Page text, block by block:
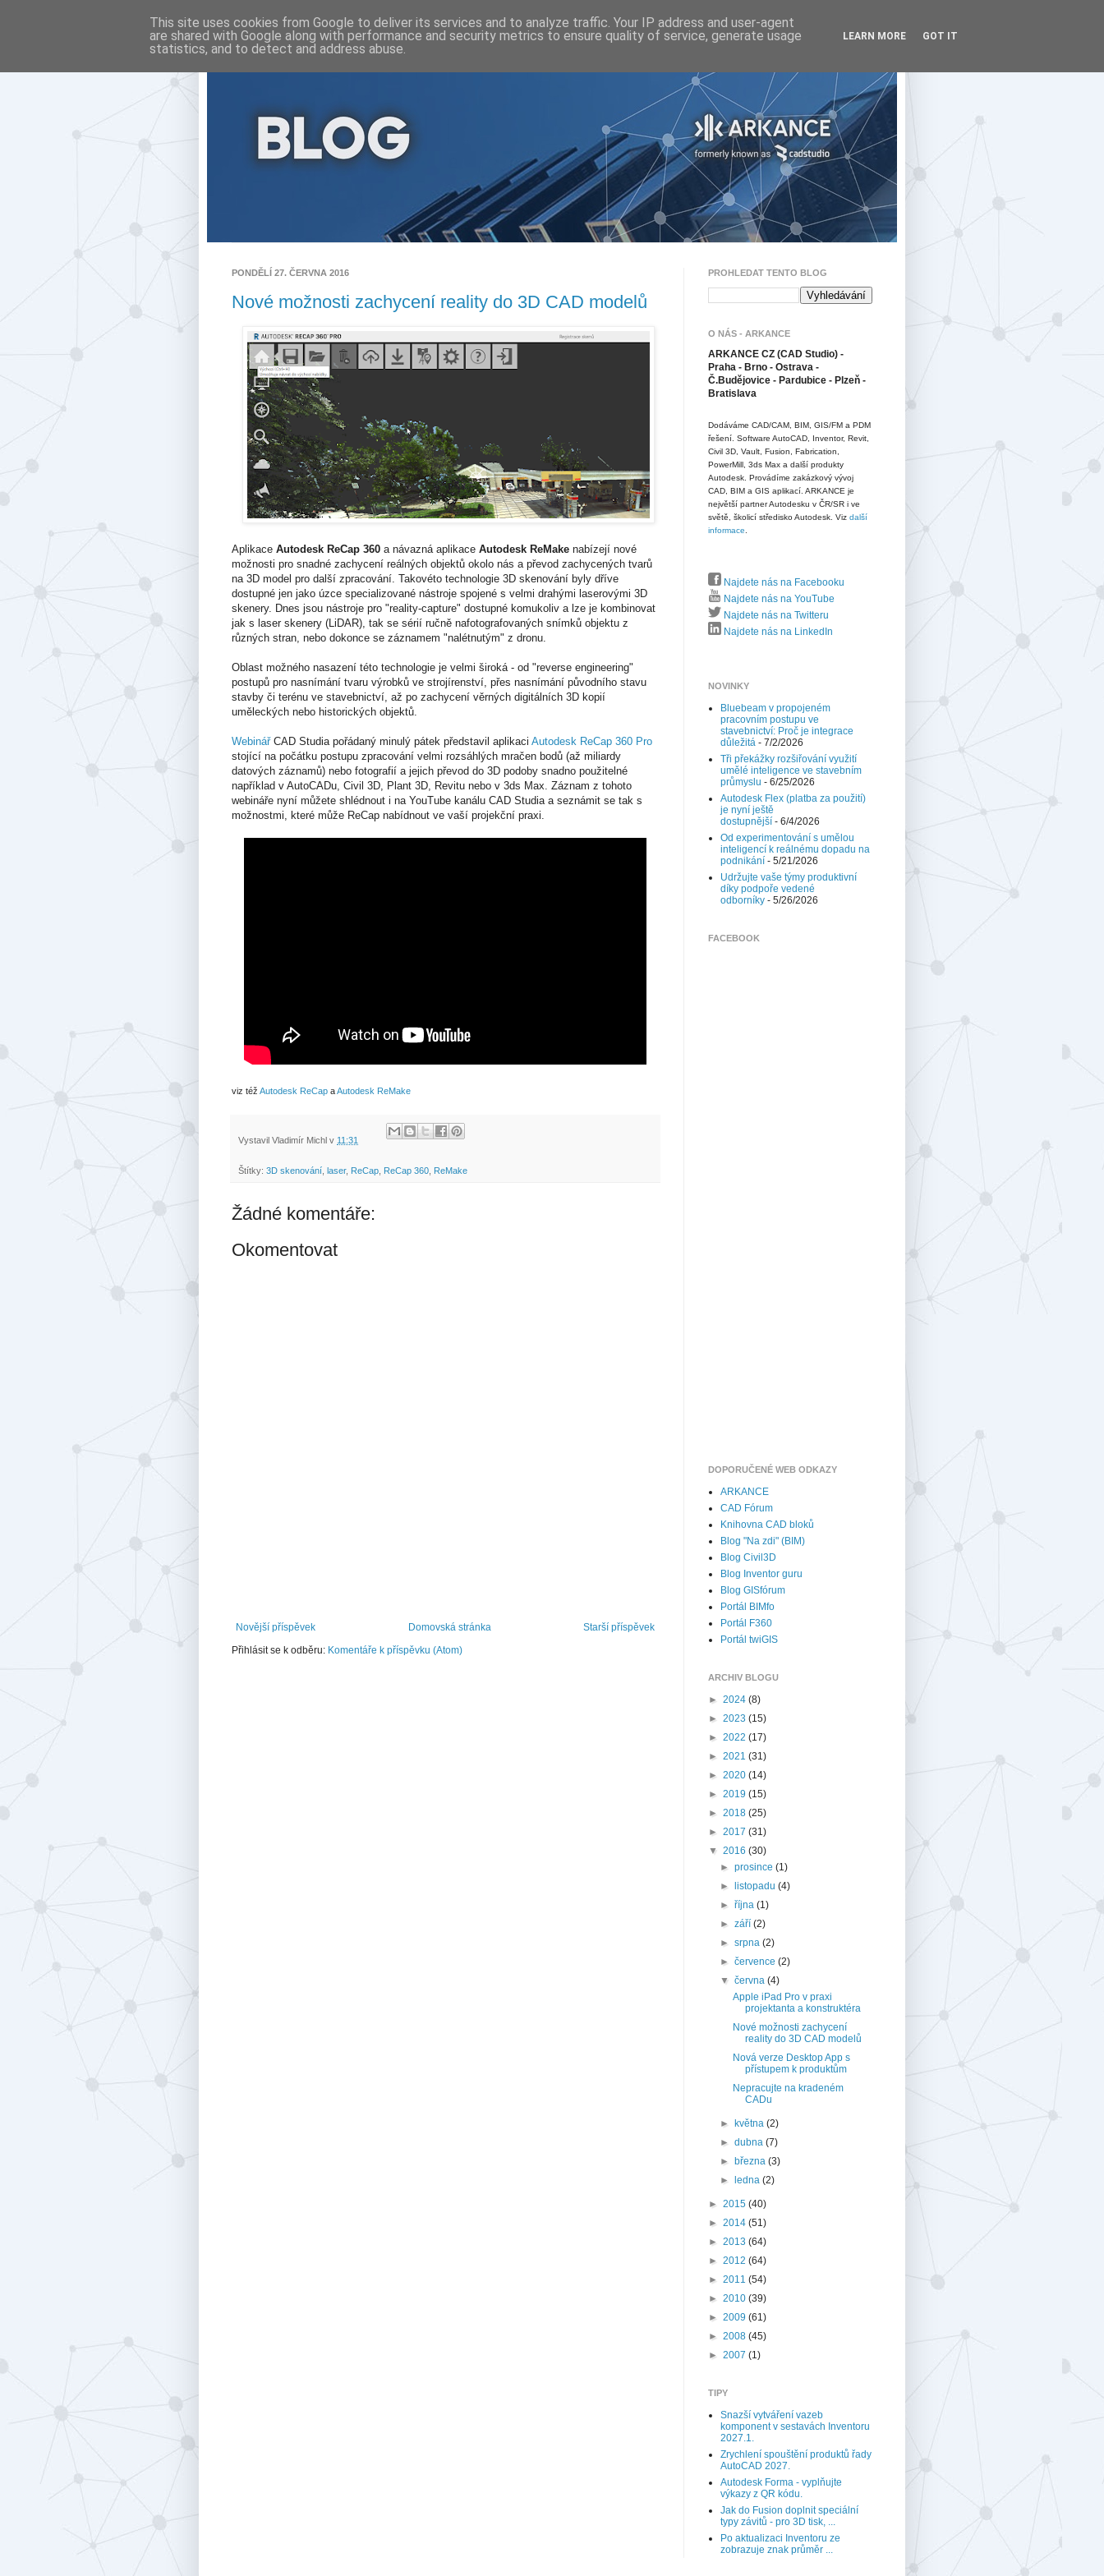
PONDĚLÍ 27. ČERVNA 2016
Nové možnosti zachycení reality do 3D CAD modelů
Aplikace Autodesk ReCap 360 a návazná aplikace Autodesk ReMake nabízejí nové
možnosti pro snadné zachycení reálných objektů okolo nás a převod zachycených tvarů
na 3D model pro další zpracování. Takovéto technologie 3D skenování byly dříve
dostupné jen jako úzce specializované nástroje spojené s velmi drahými laserovými 3D
skenery. Dnes jsou nástroje pro "reality-capture" dostupné komukoliv a lze je kombinovat
jak s laser skenery (LiDAR), tak se sérií ručně nafotografovaných snímků objektu z
různých stran, nebo dokonce se záznamem "nalétnutým" z dronu.
Oblast možného nasazení této technologie je velmi široká - od "reverse engineering"
postupů pro nasnímání tvaru výrobků ve strojírenství, přes nasnímání původního stavu
stavby či terénu ve stavebnictví, až po zachycení věrných digitálních 3D kopií
uměleckých nebo historických objektů.
WebinářCAD Studia pořádaný minulý pátek představil aplikaci Autodesk ReCap 360 Pro
stojící na počátku postupu zpracování velmi rozsáhlých mračen bodů (až miliardy
datových záznamů) nebo fotografií a jejich převod do 3D podoby snadno použitelné
například v AutoCADu, Civil 3D, Plant 3D, Revitu nebo v 3ds Max. Záznam z tohoto
webináře nyní můžete shlédnout i na YouTube kanálu CAD Studia a seznámit se tak s
možnostmi, které může ReCap nabídnout ve vaší projekční praxi.
viz též Autodesk ReCap aAutodesk ReMake
Vystavil Vladimír Michl v 11:31
Štítky: 3D skenování laser, ReCap ReCap 360 ReMake
Žádné komentáře:
Okomentovat
Novější příspěvek Starší příspěvek
Domovská stránka
Přihlásit se k odběru: Komentáře k příspěvku (Atom)
PROHLEDAT TENTO BLOG
O NÁS - ARKANCE
ARKANCE CZ (CAD Studio) -
Praha - Brno - Ostrava -
Č.Budějovice - Pardubice - Plzeň -
Bratislava
Dodáváme CAD/CAM, BIM, GIS/FM a PDM
řešení. Software AutoCAD, Inventor, Revit,
Civil 3D, Vault, Fusion, Fabrication,
PowerMill, 3ds Max a další produkty
Autodesk. Provádíme zakázkový vývoj
CAD, BIM a GIS aplikací. ARKANCE je
největší partner Autodesku v ČR/SR i ve
světě, školicí středisko Autodesk. Viz další
informace
Najdete nás na Facebooku
Najdete nás na YouTube
Najdete nás na Twitteru
Najdete nás na LinkedIn
NOVINKY
Bluebeam v propojeném
pracovním postupu ve
stavebnictví: Proč je integrace
důležitá - 7/2/2026
Tři překážky rozšiřování využití
umělé inteligence ve stavebním
průmyslu - 6/25/2026
Autodesk Flex (platba za použití)
je nyní ještě
dostupnější - 6/4/2026
Od experimentování s umělou
inteligencí k reálnému dopadu na
podnikání - 5/21/2026
Udržujte vaše týmy produktivní
díky podpoře vedené
odborníky - 5/26/2026
FACEBOOK
DOPORUČENÉ WEB ODKAZY
ARKANCE
CAD Fórum
Knihovna CAD bloků
Blog "Na zdi" (BIM)
Blog Civil3D
Blog Inventor guru
Blog GISfórum
Portál BIMfo
Portál F360
Portál twiGIS
ARCHIV BLOGU
► 2024 (8)
► 2023 (15)
► 2022 (17)
► 2021 (31)
► 2020 (14)
► 2019 (15)
► 2018 (25)
► 2017 (31)
▼ 2016 (30)
►prosince(1)
►
listopadu(4)
►října(1)
►září(2)
►srpna(2)
►července(2)
▼června(4)
Apple iPad Pro v praxi
projektanta a konstruktéra
Nové možnosti zachycení
reality do 3D CAD modelů
Nová verze Desktop App s
přístupem k produktům
Nepracujte na kradeném
CADu
► května(2)
►dubna(7)
► března(3)
►
ledna(2)
► 2015 (40)
► 2014 (51)
► 2013 (64)
► 2012 (64)
► 2011 (54)
► 2010 (39)
► 2009 (61)
► 2008 (45)
► 2007 (1)
TIPY
Snazší vytváření vazeb
komponent v sestavách Inventoru
2027.1.
Zrychlení spouštění produktů řady
AutoCAD 2027.
Autodesk Forma - vyplňujte
výkazy z QR kódu.
Jak do Fusion doplnit speciální
typy závitů - pro 3D tisk, ...
Po aktualizaci Inventoru ze
zobrazuje znak průměr ...
This site uses cookies from Google to deliver its services and to analyze traffic. Your IP address and user-agent
are shared with Google along with performance and security metrics to ensure quality of service, generate usage
statistics, and to detect and address abuse.
LEARN MORE GOT IT